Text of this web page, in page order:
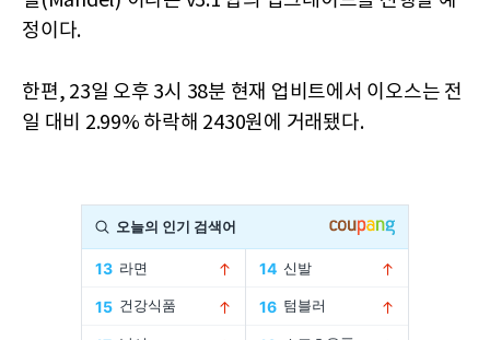
정이다.
한편, 23일 오후 3시 38분 현재 업비트에서 이오스는 전
일 대비 2.99% 하락해 2430원에 거래됐다.